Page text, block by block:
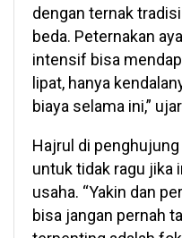
dengan ternak
beda. Peternakan
intensif bisa
lipat, hanya
biaya selama ini,”
Hajrul di
untuk tidak ragu jika
usaha. “Yakin dan
bisa jangan pernah